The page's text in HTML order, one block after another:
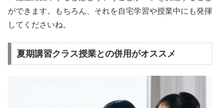
ができます。もちろん、それを自宅学習や授業中にも発揮
してくださいね。
夏期講習クラス授業との併用がオススメ